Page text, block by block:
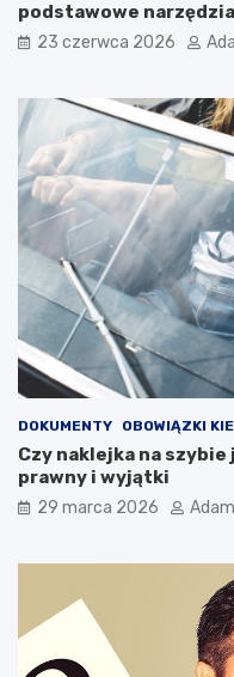
p
r
e
d
n
i
e
–
u
g
a
,
t
ó
r
a
c
a
z
y
–
j
a
k
i
ę
h
o
w
ć
?
podstawowe
23 czerwca 2026
DOKUMENTY OBOWIĄZKI
Czy naklejka na
prawny i wyjątki
29 marca 2026